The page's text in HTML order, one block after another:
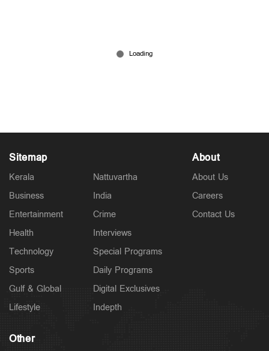
Sitemap
Kerala
Business
Entertainment
Health
Technology
Sports
Gulf & Global
Lifestyle
Nattuvartha
India
Crime
Interviews
Special Programs
Daily Programs
Digital Exclusives
Indepth
About
About Us
Careers
Contact Us
Other